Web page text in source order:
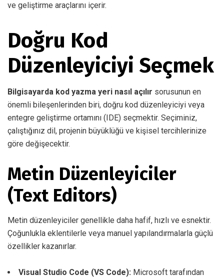
ve geliştirme araçlarını içerir.
Doğru Kod
Düzenleyiciyi Seçmek
Bilgisayarda kod yazma yeri nasıl açılır sorusunun en
önemli bileşenlerinden biri, doğru kod düzenleyiciyi veya
entegre geliştirme ortamını (IDE) seçmektir. Seçiminiz,
çalıştığınız dil, projenin büyüklüğü ve kişisel tercihlerinize
göre değişecektir.
Metin Düzenleyiciler
(Text Editors)
Metin düzenleyiciler genellikle daha hafif, hızlı ve esnektir.
Çoğunlukla eklentilerle veya manuel yapılandırmalarla güçlü
özellikler kazanırlar.
Visual Studio Code (VS Code): Microsoft tarafından